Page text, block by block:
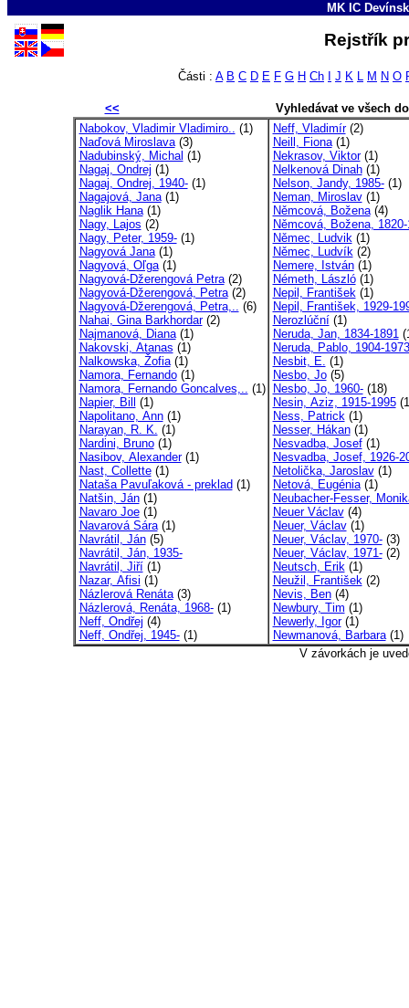
MK IC
Rejstřík
Části : A B C D E F G H Ch J K L M N O
<<
Vyhledávat ve všech
Nabokov, Vladimir Vladimiro.. (1)
Naďová Miroslava(3)
Nadubinský, Michal (1)
Nagaj, Ondrej (1)
Nagaj, Ondrej, 1940-(1)
Nagajová, Jana(1)
Naglik Hana(1)
Nagy, Lajos (2)
Nagy, Peter, 1959-(1)
Nagyová Jana(1)
Nagyová, Oľga(1)
Nagyová-Džerengová Petra(2)
Nagyová-Džerengová, Petra(2)
Nagyová-Džerengová, Petra,.. (6)
Nahai, Gina Barkhordar(2)
Najmanová, Diana(1)
Nakovski, Atanas (1)
Nalkowska, Žofia(1)
Namora, Fernando(1)
Namora, Fernando Goncalves,.. (1)
Napier, Bill
(1)
Napolitano, Ann(1)
Narayan, R. K. (1)
Nardini, Bruno(1)
Nasibov, Alexander(1)
Nast, Collette(1)
Nataša Pavuľaková - preklad (1)
Natšin, Ján(1)
Navaro Joe(1)
Navarová Sára(1)
Navrátil, Ján(5)
Navrátil, Ján, 1935-
Navrátil, Jiří(1)
Nazar, Afisi (1)
Názlerová Renáta(3)
Názlerová, Renáta, 1968-(1)
Neff, Ondřej (4)
Neff, Ondřej, 1945-(1)
Neff, Vladimír(2)
Neill, Fiona(1)
Nekrasov, Viktor(1)
Nelkenová Dinah(1)
Nelson, Jandy, 1985-(1)
Neman, Miroslav(1)
Němcová, Božena(4)
Němcová, Božena, 1820-
Němec, Ludvik(1)
Němec, Ludvík(2)
Nemere, István(1)
Németh, László(1)
Nepil, František(1)
Nepil, František, 1929-
Nerozlúční(1)
Neruda, Jan, 1834-1891
Neruda, Pablo, 1904-1973
Nesbit, E. (1)
Nesbo, Jo(5)
Nesbo, Jo, 1960-(18)
Nesin, Aziz, 1915-1995
Ness, Patrick(1)
Nesser, Hákan(1)
Nesvadba, Josef(1)
Nesvadba, Josef, 1926-
Netolička, Jaroslav(1)
Netová, Eugénia(1)
Neubacher-Fesser,
Neuer Václav(4)
Neuer, Václav(1)
Neuer, Václav, 1970-(3)
Neuer, Václav, 1971-(2)
Neutsch, Erik(1)
Neužil, František(2)
Nevis, Ben(4)
Newbury, Tim (1)
Newerly, Igor(1)
Newmanová, Barbara(1)
V závorkách je